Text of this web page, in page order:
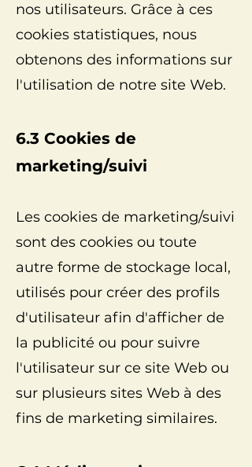
nos utilisateurs. Grâce à ces
cookies statistiques, nous
obtenons des informations sur
l'utilisation de notre site Web.
6.3 Cookies de
marketing/suivi
Les cookies de marketing/suivi
sont des cookies ou toute
autre forme de stockage local,
utilisés pour créer des profils
d'utilisateur afin d'afficher de
la publicité ou pour suivre
l'utilisateur sur ce site Web ou
sur plusieurs sites Web à des
fins de marketing similaires.